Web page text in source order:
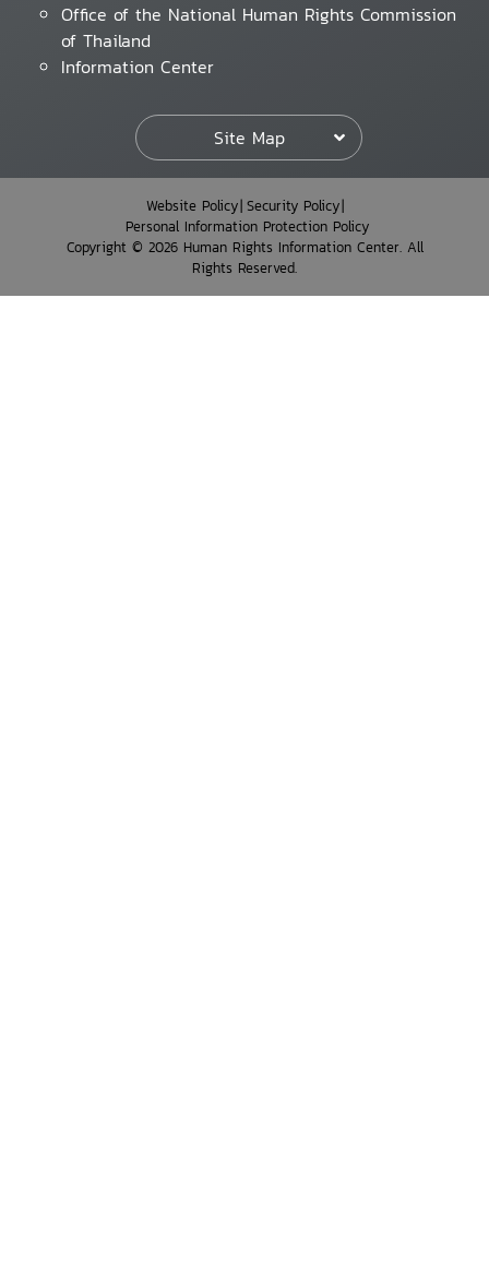
Office of the National Human Rights Commission
of Thailand
Information Center
Site Map
Website Policy Security Policy
Personal Information Protection Policy
Copyright © 2026 Human Rights Information Center. All
Rights Reserved.